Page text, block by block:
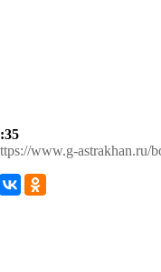
www.g-astrakhan.ru/